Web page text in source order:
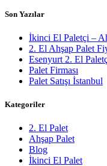
Son Yazılar
İkinci El Paletçi –
2. El Ahşap Palet
Esenyurt 2. El
Palet Firması
Palet Satışı İstanbul
Kategoriler
2. El Palet
Ahşap Palet
Blog
İkinci El Palet